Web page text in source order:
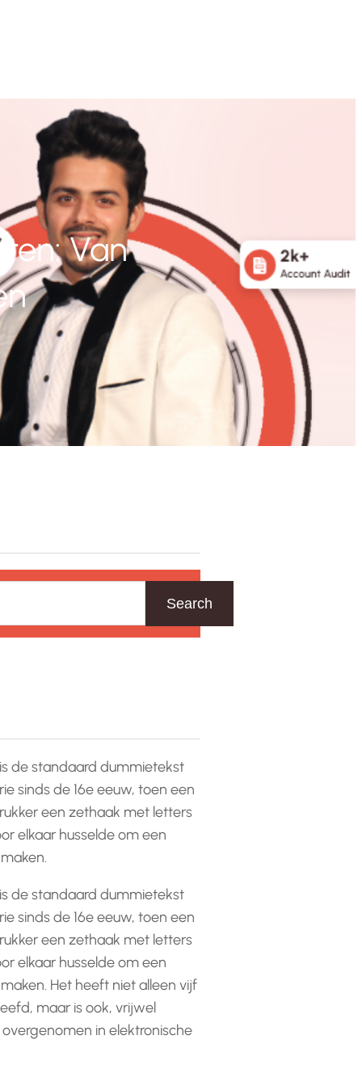
Van
Search
de standaard dummietekst
sinds de 16e eeuw, toen een
een zethaak met letters
elkaar husselde om een
de standaard dummietekst
sinds de 16e eeuw, toen een
een zethaak met letters
elkaar husselde om een
Het heeft niet alleen vijf
maar is ook, vrijwel
in elektronische